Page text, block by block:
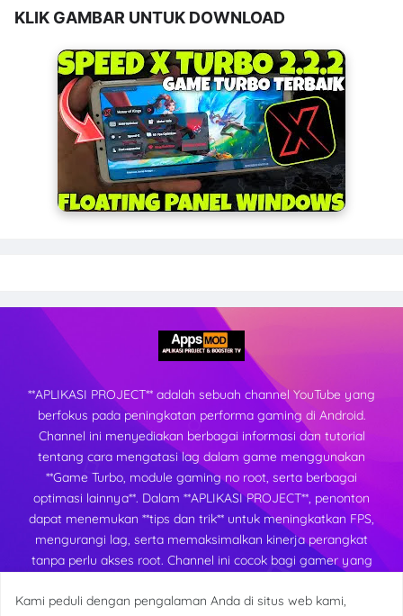
KLIK GAMBAR UNTUK DOWNLOAD
**APLIKASI PROJECT** adalah sebuah channel YouTube yang
berfokus pada peningkatan performa gaming di Android.
Channel ini menyediakan berbagai informasi dan tutorial
tentang cara mengatasi lag dalam game menggunakan
**Game Turbo, module gaming no root, serta berbagai
optimasi lainnya**. Dalam **APLIKASI PROJECT**, penonton
dapat menemukan **tips dan trik** untuk meningkatkan FPS,
mengurangi lag, serta memaksimalkan kinerja perangkat
tanpa perlu akses root. Channel ini cocok bagi gamer yang
dan stabil di berbagai perangkat Android.
Kami peduli dengan pengalaman Anda di situs web kami,